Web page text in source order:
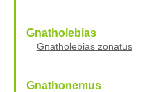
Gnatholebias
Gnatholebias zonatus
Gnathonemus